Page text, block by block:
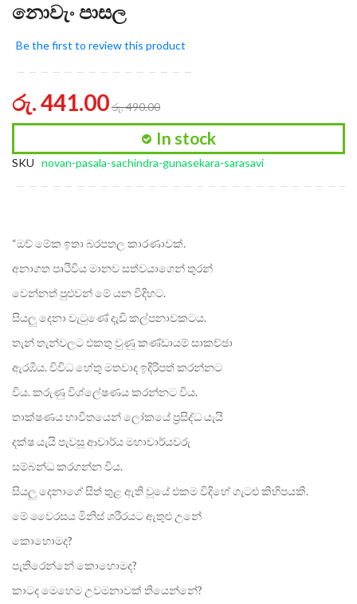
නොවැං පාසල
Be the first to review this product
රු. 441.00රු. 490.00
In stock
SKU novan-pasala-sachindra-gunasekara-sarasavi
“ඔව් මේක ඉතා බරපතල කාරණාවක්.
අනාගත පෘථිවිය මානව සත්වයාගෙන් තුරන්
වෙන්නත් පුළුවන් මේ යන විදිහට.
සියලු දෙනා වැටුණේ දැඩි කල්පනාවකටය.
තැන් තැන්වලට එකතු වුණු කණ්ඩායම් සාකච්ඡා
ඇරඹීය. විවිධ හේතු මතවාද ඉදිරිපත් කරන්නට
විය. කරුණු විශ්ලේෂණය කරන්නට විය.
තාක්ෂණය භාවිතයෙන් ලෝකයේ ප්‍රසිද්ධ යැයි
දක්ෂ යැයි පැවසූ ආචාර්ය මහාචාර්යවරු
සම්බන්ධ කරගන්න විය.
සියලු දෙනාගේ සිත් තුළ ඇති වූයේ එකම විදිහේ ගැටළු කිහිපයකි.
මේ වෛරසය මිනිස් ශරීරයට ඇතුළු උනේ
කොහොමද?
පැතිරෙන්නේ කොහොමද?
කාටද මෙහෙම උවමනාවක් තියෙන්නේ?